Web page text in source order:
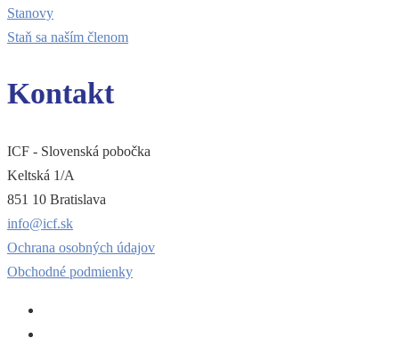
Stanovy
Staň sa naším členom
Kontakt
ICF - Slovenská pobočka
Keltská 1/A
851 10 Bratislava
info@icf.sk
Ochrana osobných údajov
Obchodné podmienky